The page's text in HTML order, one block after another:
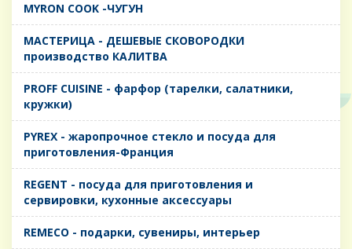
MYRON COOK -ЧУГУН
MАСТЕРИЦА - ДЕШЕВЫЕ СКОВОРОДКИ
производство КАЛИТВА
PROFF CUISINE - фарфор (тарелки, салатники,
кружки)
PYREX - жаропрочное стекло и посуда для
приготовления-Франция
REGENT - посуда для приготовления и
сервировки, кухонные аксессуары
REMECO - подарки, сувениры, интерьер